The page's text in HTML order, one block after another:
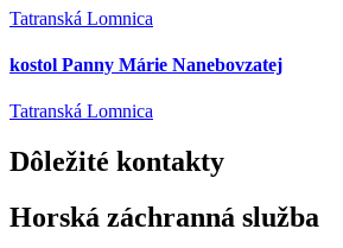
Tatranská Lomnica
kostol Panny Márie Nanebovzatej
Tatranská Lomnica
Dôležité kontakty
Horská záchranná služba